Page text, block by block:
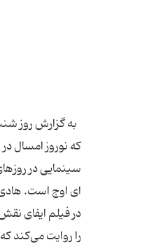
به گزارش روز
سینمایی در
ای اوج است. هادی
در فیلم ایفای
را روایت می‌کند